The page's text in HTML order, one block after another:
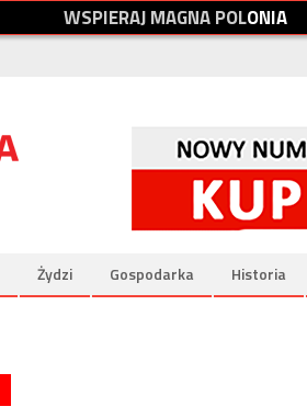
WSPIERAJMAGNAPOLONIA
Żydzi Gospodarka Historia